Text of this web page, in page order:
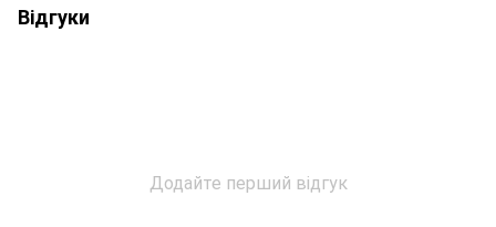
Відгуки
Додайте перший відгук